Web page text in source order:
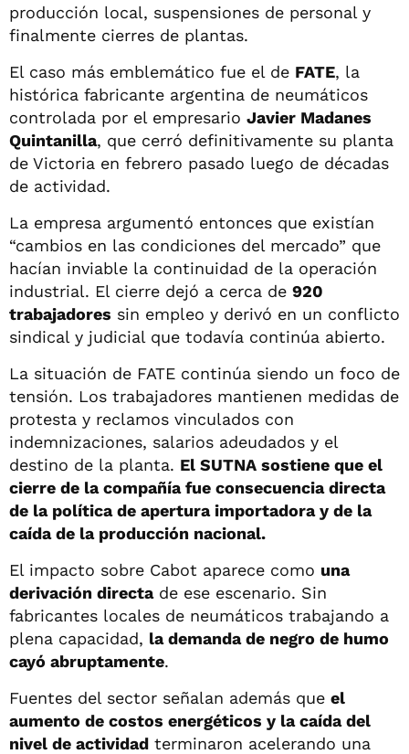
producción local, suspensiones de personal y
finalmente cierres de plantas.
El caso más emblemático fue el de FATE, la
histórica fabricante argentina de neumáticos
controlada por el empresario Javier Madanes
Quintanilla, que cerró definitivamente su planta
de Victoria en febrero pasado luego de décadas
de actividad.
La empresa argumentó entonces que existían
“cambios en las condiciones del mercado” que
hacían inviable la continuidad de la operación
industrial. El cierre dejó a cerca de 920
trabajadores sin empleo y derivó en un conflicto
sindical y judicial que todavía continúa abierto.
La situación de FATE continúa siendo un foco de
tensión. Los trabajadores mantienen medidas de
protesta y reclamos vinculados con
indemnizaciones, salarios adeudados y el
destino de la planta. El SUTNA sostiene que el
cierre de la compañía fue consecuencia directa
de la política de apertura importadora y de la
caída de la producción nacional.
El impacto sobre Cabot aparece como una
derivación directade ese escenario. Sin
fabricantes locales de neumáticos trabajando a
plena capacidad, la demanda de negro de humo
cayó abruptamente.
Fuentes del sector señalan además que el
aumento de costos energéticos y la caída del
nivel de actividad terminaron acelerando una